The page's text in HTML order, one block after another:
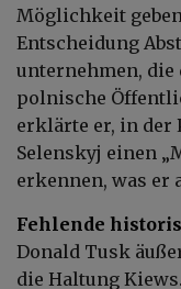
Möglichkeit
Entscheidung
unternehmen,
polnische
erklärte er, in der
Selenskyj einen
erkennen, was er
Fehlende
Donald Tusk
die Haltung